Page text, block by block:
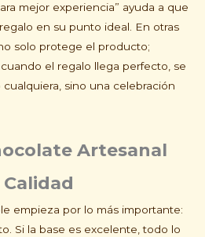
mejor experiencia” ayuda a que
en su punto ideal. En otras
solo protege el producto;
el regalo llega perfecto, se
sino una celebración
Artesanal
empieza por lo más importante:
Si la base es excelente, todo lo